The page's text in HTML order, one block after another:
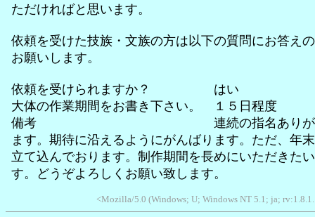
ただければと思います。
依頼を受けた技族・文族の方は以下の質問にお答え
お願いします。
依頼を受けられますか？ はい
大体の作業期間をお書き下さい。 １５日程度
備考 連続の指名ありがとう
ます。期待に沿えるようにがんばります。ただ、年
立て込んでおります。制作期間を長めにいただきた
す。どうぞよろしくお願い致します。
<Mozilla/5.0 (Windows; U; Windows NT 5.1; ja;